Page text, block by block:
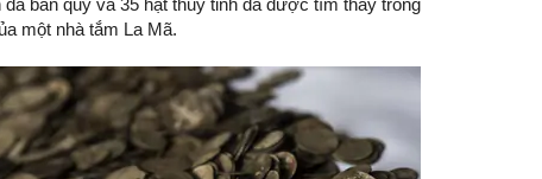
một nhà tắm La Mã.